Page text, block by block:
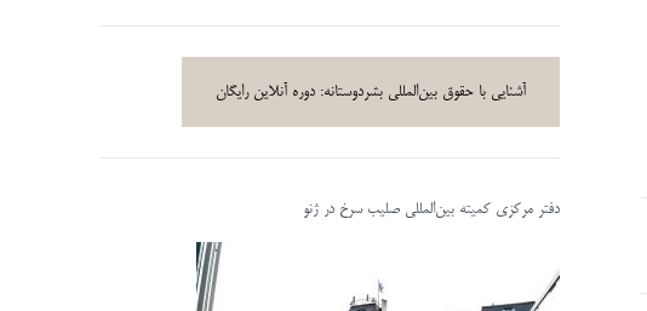
آشنایی با حقوق بین‌المللی بشردوستانه: دوره آنلاین رایگان
دفتر مرکزی کمیته بین‌المللی صلیب سرخ در ژنو